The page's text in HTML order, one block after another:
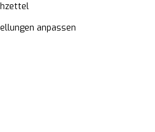
anpassen